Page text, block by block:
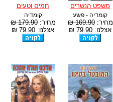
משפט הנשרים
קומדיה - פשע
מחיר:169.90 ₪
אצלנו: 79.90 ₪
חמים וטעים
קומדיה
מחיר:179.90 ₪
אצלנו: 79.90 ₪